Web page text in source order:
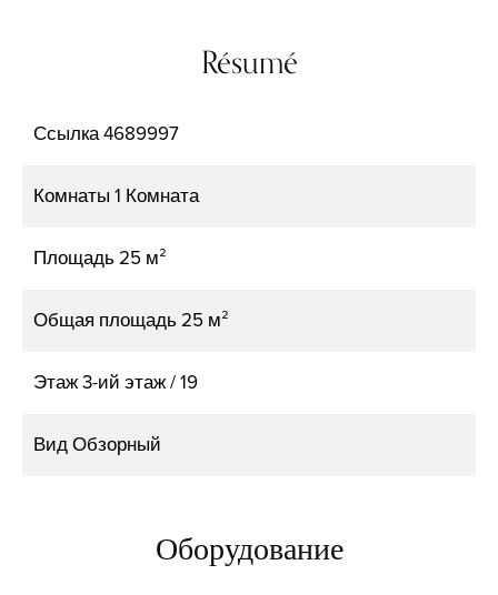
Résumé
Ссылка4689997
Комнаты 1 Комната
Площадь 25 м²
Общая площадь 25 м²
Этаж3-ий этаж / 19
ВидОбзорный
Оборудование